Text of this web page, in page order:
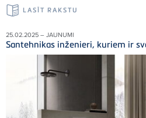
LASĪT RAKSTU
25.02.2025 – JAUNUMI
Santehnikas inženieri, kuriem ir